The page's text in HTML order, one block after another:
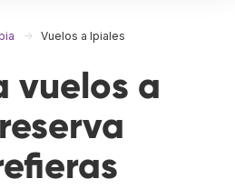
Vuelos a Ipiales
vuelos a